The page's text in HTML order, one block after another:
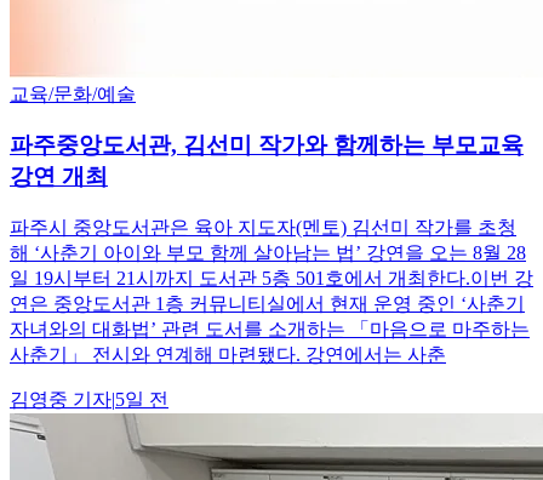
교육/문화/예술
파주중앙도서관, 김선미 작가와 함께하는 부모교육
강연 개최
파주시 중앙도서관은 육아 지도자(멘토) 김선미 작가를 초청
해 ‘사춘기 아이와 부모 함께 살아남는 법’ 강연을 오는 8월 28
일 19시부터 21시까지 도서관 5층 501호에서 개최한다.이번 강
연은 중앙도서관 1층 커뮤니티실에서 현재 운영 중인 ‘사춘기
자녀와의 대화법’ 관련 도서를 소개하는 「마음으로 마주하는
사춘기」 전시와 연계해 마련됐다. 강연에서는 사춘
김영중 기자|5일 전